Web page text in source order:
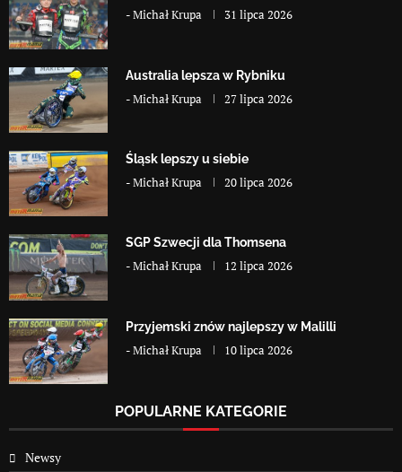
-Michał Krupa 31 lipca 2026
Australia lepsza w Rybniku
-Michał Krupa 27 lipca 2026
Śląsk lepszy u siebie
-Michał Krupa 20 lipca 2026
SGP Szwecji dla Thomsena
-Michał Krupa 12 lipca 2026
Przyjemski znów najlepszy w Malilli
-Michał Krupa 10 lipca 2026
POPULARNE KATEGORIE
Newsy